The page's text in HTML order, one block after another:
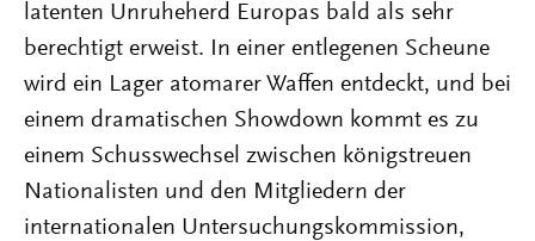
latenten Unruheherd Europas bald als sehr
berechtigt erweist. In einer entlegenen Scheune
wird ein Lager atomarer Waffen entdeckt, und bei
einem dramatischen Showdown kommt es zu
einem Schusswechsel zwischen königstreuen
Nationalisten und den Mitgliedern der
internationalen Untersuchungskommission,